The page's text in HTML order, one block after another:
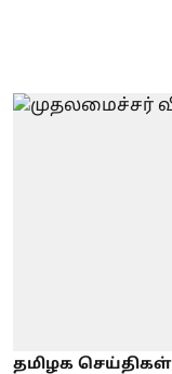
தமிழக செய்திகள்